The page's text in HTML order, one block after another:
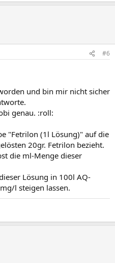
#6
und bin mir nicht sicher
genau. :roll:
"Fetrilon (1l Lösung)" auf die
20gr. Fetrilon bezieht.
die ml-Menge dieser
Lösung in 100l AQ-
l steigen lassen.